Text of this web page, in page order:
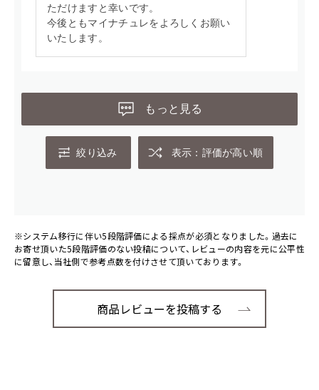
ただけますと幸いです。
今後ともマイナチュレをよろしくお願い
いたします。
もっと見る
絞り込み 表示：評価が高い順
※システム移行に伴い5段階評価による採点が必須となりました。過去に
お寄せ頂いた5段階評価のない投稿について、レビューの内容を元に公平性
に留意し、当社側で参考点数を付けさせて頂いております。
商品レビューを投稿する